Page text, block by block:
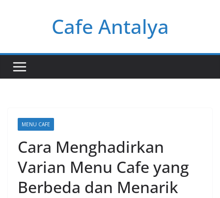
Cafe Antalya
MENU CAFE
Cara Menghadirkan
Varian Menu Cafe yang
Berbeda dan Menarik